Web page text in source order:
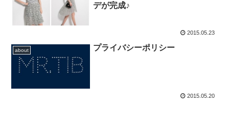
デが完成♪
2015.05.23
about プライバシーポリシー
2015.05.20